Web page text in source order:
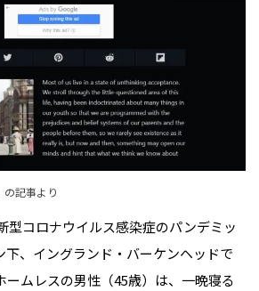
記事より
型コロナウイルス感染症のパンデミッ
下、イングランド・バーケンヘッドで
ームレスの男性（45歳）は、一晩寝る